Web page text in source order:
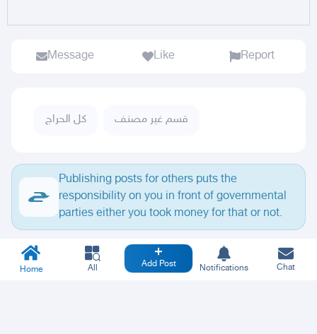
Message Like Report
كل الحراج قسم غير مصنف
Publishing posts for others puts the
responsibility on you in front of governmental
parties either you took money for that or not.
Home All Add Post Notifications Chat